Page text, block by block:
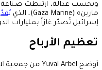
وبحسب عدالة، ارتبطت صناعة
مارين» (Gaza Marine)، الذي
إسرائيل تُصدّر غازاً بمليارات
تعظيم الأرباح
أوضح Yuval Arbel من جمعية Zalul البيئية الإسرائيلية المعنية بحماية البحار والأنهار والموارد المائية، أنّ إسرائيل تمتلك أصلاً من الغاز ما يكفي لتلبية احتياجاتها الطاقوية.